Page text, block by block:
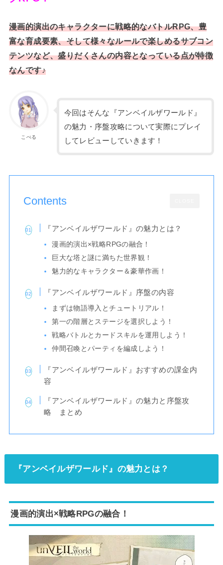
漫画的演出のキャラクターに戦略的なバトルRPG、豊
富な育成要素、そして様々なルールで楽しめるサブコン
テンツなど、盛りだくさんの内容となっている点が特徴
なんです♪
こぺる
今回はそんな『アンベイルザワールド』
の魅力・序盤攻略について実際にプレイ
してレビューしていきます！
Contents
『アンベイルザワールド』の魅力とは？
漫画的演出×戦略RPGの融合！
巨大な塔と謎に満ちた世界観！
魅力的なキャラクター＆豪華作画！
『アンベイルザワールド』序盤の内容
まずは物語導入とチュートリアル！
第一の階層とステージを選択しよう！
戦略バトルとカードスキルを運用しよう！
仲間召喚とパーティを編成しよう！
『アンベイルザワールド』おすすめの課金内
容
『アンベイルザワールド』の魅力と序盤攻
略 まとめ
『アンベイルザワールド』の魅力とは？
漫画的演出×戦略RPGの融合！